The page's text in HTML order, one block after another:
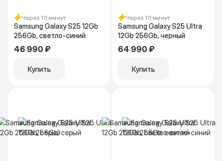
Через 10 минут
Samsung Galaxy S25 12Gb
256Gb, светло-синий
46 990 ₽
Купить
Через 10 минут
Samsung Galaxy S25 Ultra
12Gb 256Gb, черный
64 990 ₽
Купить